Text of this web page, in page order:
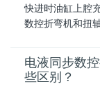
快进时油缸上腔
数控折弯机和扭
电液同步数
些区别？